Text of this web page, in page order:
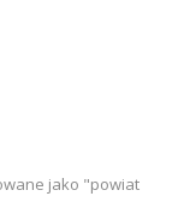
jako "powiat